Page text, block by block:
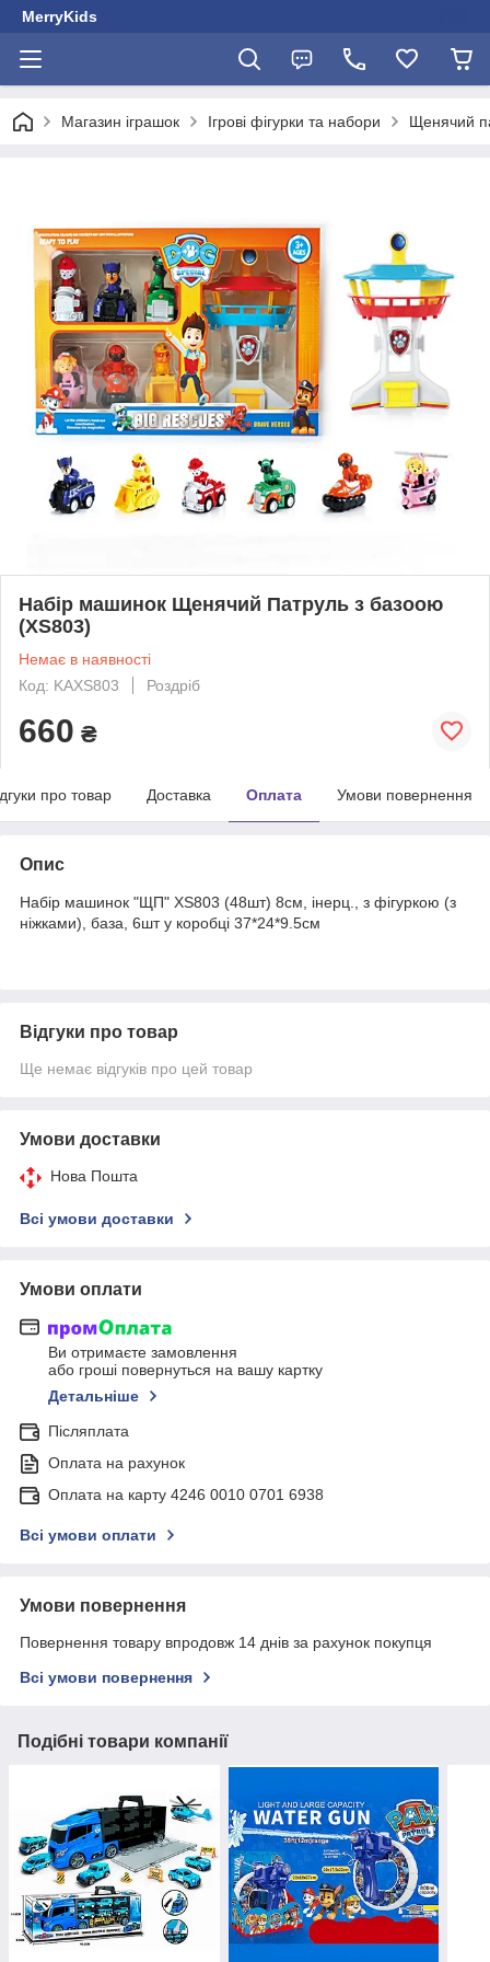
MerryKids
Магазин іграшок Ігрові фігурки та набори Щенячий
Набір машинок Щенячий Патруль з базоою
(XS803)
Немає в наявності
Код: KAXS803
Роздріб
660 ₴
про товар Доставка Оплата Умови повернення
Опис
Набір машинок "ЩП" XS803 (48шт) 8см, інерц., з фігуркою (з
ніжками), база, 6шт у коробці 37*24*9.5см
Відгуки про товар
Ще немає відгуків про цей товар
Умови доставки
Нова Пошта
Всі умови доставки
Умови оплати
Ви отримаєте замовлення
або гроші повернуться на вашу картку
Детальніше
Післяплата
Оплата на рахунок
Оплата на карту 4246 0010 0701 6938
Всі умови оплати
Умови повернення
Повернення товару впродовж 14 днів за рахунок покупця
Всі умови повернення
Подібні товари компанії